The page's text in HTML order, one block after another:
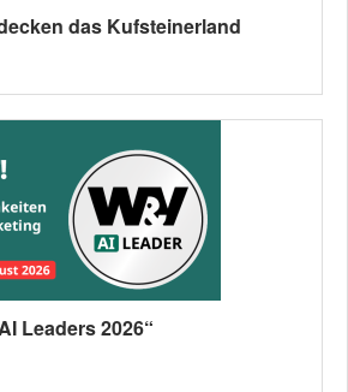
das Kufsteinerland
Leaders 2026“